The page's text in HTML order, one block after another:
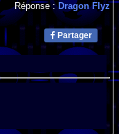
Réponse :Dragon Flyz
Partager